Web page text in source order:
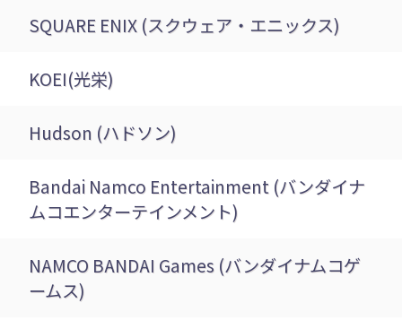
SQUARE ENIX (スクウェア・エニックス)
KOEI(光栄)
Hudson (ハドソン)
Bandai Namco Entertainment (バンダイナ
ムコエンターテインメント)
NAMCO BANDAI Games (バンダイナムコゲ
ームス)